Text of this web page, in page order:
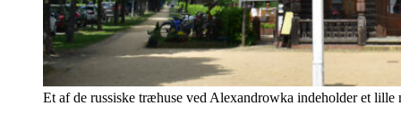
Et af de russiske træhuse ved Alexandrowka indeholder et lille